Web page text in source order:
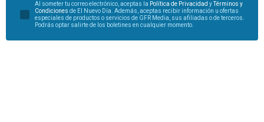
Al someter tu correo electrónico, aceptas la Política de Privacidad y
Términos y
Condiciones de El Nuevo Día. Además, aceptas recibir información u ofertas
especiales de productos o servicios de GFR Media, sus afiliadas o de terceros.
Podrás optar salirte de los boletines en cualquier momento.